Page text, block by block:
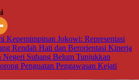
Kepemimpinan Jokowi: Representasi
Rendah Hati dan Berorientasi Kinerja
Negeri Subang Belum Tunjukkan
Penguatan Pengawasan Kejati